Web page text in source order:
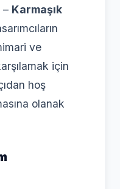
– Karmaşık
ve
için
hoş
olanak